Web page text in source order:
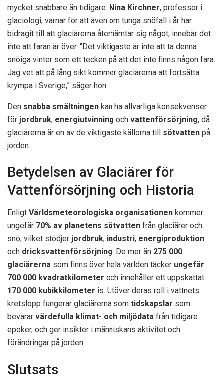
mycket snabbare än tidigare. Nina Kirchner, professor i
glaciologi, varnar för att även om tunga snöfall i år har
bidragit till att glaciärerna återhämtar sig något, innebär det
inte att faran är över. “Det viktigaste är inte att ta denna
snöiga vinter som ett tecken på att det inte finns någon fara.
Jag vet att på lång sikt kommer glaciärerna att fortsätta
krympa i Sverige,” säger hon.
Den snabba smältningen kan ha allvarliga konsekvenser
för jordbruk, energiutvinning och vattenförsörjning, då
glaciärerna är en av de viktigaste källorna till sötvatten på
jorden.
Betydelsen av Glaciärer för
Vattenförsörjning och Historia
Enligt Världsmeteorologiska organisationen kommer
ungefär 70% av planetens sötvatten från glaciärer och
snö, vilket stödjer jordbruk, industri, energiproduktion
och dricksvattenförsörjning. De mer än 275 000
glaciärerna som finns över hela världen täcker ungefär
700 000 kvadratkilometer och innehåller ett uppskattat
170 000 kubikkilometer is. Utöver deras roll i vattnets
kretslopp fungerar glaciärerna som tidskapslar som
bevarar värdefulla klimat- och miljödata från tidigare
epoker, och ger insikter i människans aktivitet och
förändringar på jorden.
Slutsats